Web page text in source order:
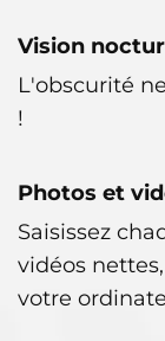
Vision
L'obscurité
!
Photos et
Saisissez
vidéos
votre